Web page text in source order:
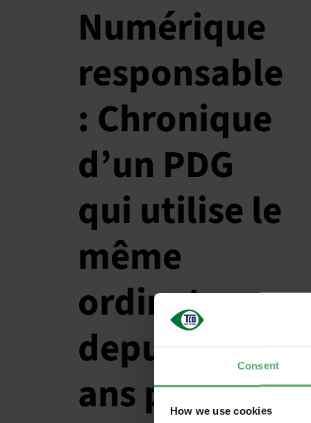
Consent
How we use cookies
Numérique
responsable
: Chronique
d’un PDG
qui utilise le
même
ordinateur
depuis 10
ans pour